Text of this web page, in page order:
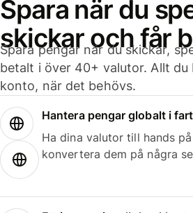
Spara när du
skickar och får
Spara pengar när du skickar,
betalt i över 40+ valutor. Allt du
konto, när det behövs.
Hantera pengar globalt i
Ha dina valutor till hands
konvertera dem på några